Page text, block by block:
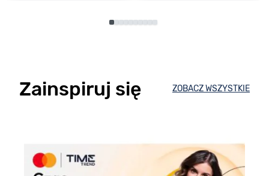
Zainspiruj się ZOBACZ WSZYSTKIE